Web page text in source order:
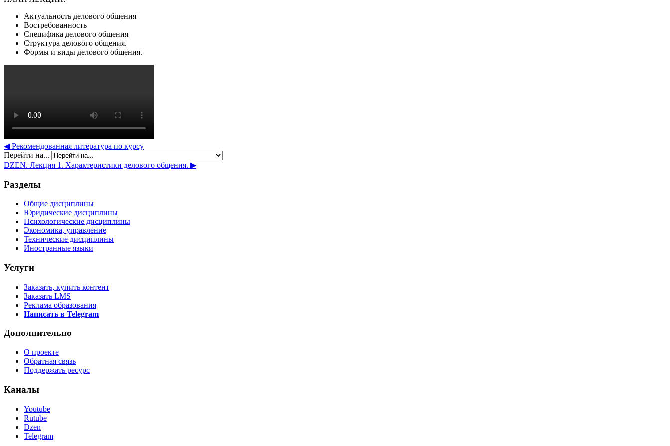
Актуальность делового общения
Востребованность
Специфика делового общения
Структура делового общения.
Формы и виды делового общения.
◀︎ Рекомендованная литература по курсу
Перейти на...
DZEN. Лекция 1. Характеристики делового общения. ▶︎
Разделы
Общие дисциплины
Юридические дисциплины
Психологические дисциплины
Экономика, управление
Технические дисциплины
Иностранные языки
Услуги
Заказать, купить контент
Заказать LMS
Реклама образования
Написать в Telegram
Дополнительно
О проекте
Обратная связь
Поддержать ресурс
Каналы
Youtube
Rutube
Dzen
Telegram